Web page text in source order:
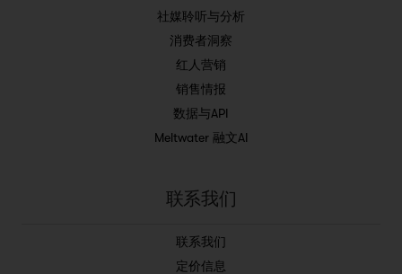
社媒聆听与分析
消费者洞察
红人营销
销售情报
数据与API
Meltwater 融文AI
联系我们
联系我们
定价信息